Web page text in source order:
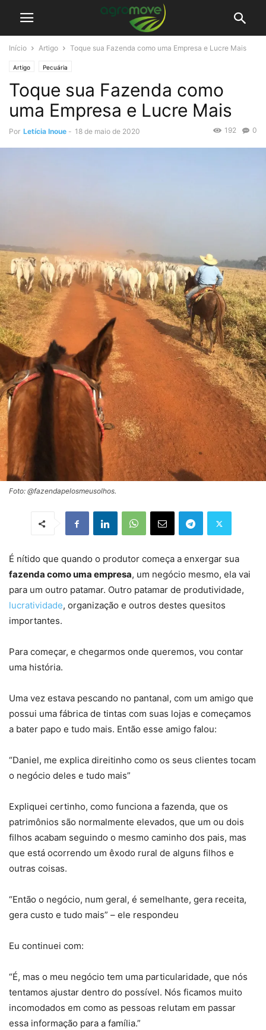
Início Artigo Toque sua Fazenda como uma Empresa e Lucre Mais
Artigo Pecuária
Toque sua Fazenda como
uma Empresa e Lucre Mais
Por Letícia Inoue - 18 de maio de 2020 0
192
Foto: @fazendapelosmeusolhos.
É nítido que quando o produtor começa a enxergar sua
fazenda como uma empresa, um negócio mesmo, ela vai
para um outro patamar. Outro patamar de produtividade,
lucratividade, organização e outros destes quesitos
importantes.
Para começar, e chegarmos onde queremos, vou contar
uma história.
Uma vez estava pescando no pantanal, com um amigo que
possui uma fábrica de tintas com suas lojas e começamos
a bater papo e tudo mais. Então esse amigo falou:
“Daniel, me explica direitinho como os seus clientes tocam
o negócio deles e tudo mais”
Expliquei certinho, como funciona a fazenda, que os
patrimônios são normalmente elevados, que um ou dois
filhos acabam seguindo o mesmo caminho dos pais, mas
que está ocorrendo um êxodo rural de alguns filhos e
outras coisas.
“Então o negócio, num geral, é semelhante, gera receita,
gera custo e tudo mais” – ele respondeu
Eu continuei com:
“É, mas o meu negócio tem uma particularidade, que nós
tentamos ajustar dentro do possível. Nós ficamos muito
incomodados em como as pessoas relutam em passar
essa informação para a família.”